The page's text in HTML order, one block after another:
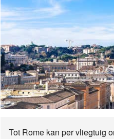
Tot Rome kan per vliegtuig